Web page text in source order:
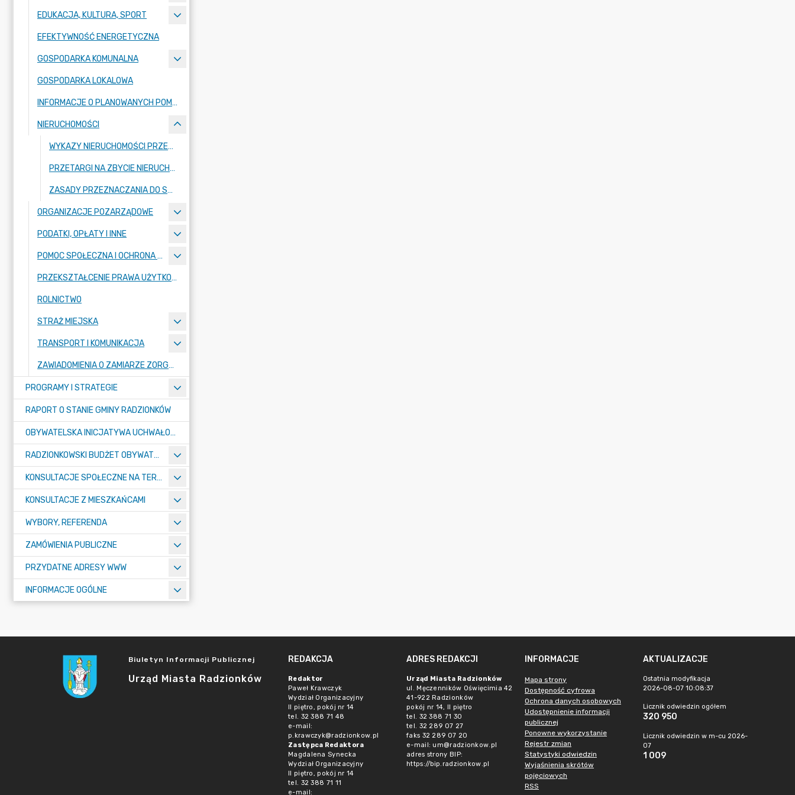
EDUKACJA, KULTURA, SPORT
EFEKTYWNOŚĆ ENERGETYCZNA
GOSPODARKA KOMUNALNA
GOSPODARKA LOKALOWA
INFORMACJE O PLANOWANYCH POMIARACH PEM
NIERUCHOMOŚCI
WYKAZY NIERUCHOMOŚCI PRZEZNACZONYCH DO SPRZEDAŻY, ODDANIA W UŻYTKOWANIE WIECZYSTE LUB DZIERŻAWĘ
PRZETARGI NA ZBYCIE NIERUCHOMOŚCI
ZASADY PRZEZNACZANIA DO SPRZEDAŻY NIERUCHOMOŚCI GRUNTOWYCH ODDANYCH W UŻYTKOWANIE WIECZYSTE ORAZ SZCZEGÓŁOWYCH WYTYCZNYCH SPRZEDAŻY NIERUCHOMOŚCI GRUNTOWYCH NA RZECZ ICH UŻYTKOWNIKÓW WIECZYSTYCH
ORGANIZACJE POZARZĄDOWE
PODATKI, OPŁATY I INNE
POMOC SPOŁECZNA I OCHRONA ZDROWIA
PRZEKSZTAŁCENIE PRAWA UŻYTKOWANIA WIECZYSTEGO W PRAWO WŁASNOŚCI
ROLNICTWO
STRAŻ MIEJSKA
TRANSPORT I KOMUNIKACJA
ZAWIADOMIENIA O ZAMIARZE ZORGANIZOWANIA ZGROMADZENIA
PROGRAMY I STRATEGIE
RAPORT O STANIE GMINY RADZIONKÓW
OBYWATELSKA INICJATYWA UCHWAŁODAWCZA
RADZIONKOWSKI BUDŻET OBYWATELSKI
KONSULTACJE SPOŁECZNE NA TERENIE MIASTA RADZIONKÓW
KONSULTACJE Z MIESZKAŃCAMI
WYBORY, REFERENDA
ZAMÓWIENIA PUBLICZNE
PRZYDATNE ADRESY WWW
INFORMACJE OGÓLNE
Biuletyn Informacji Publicznej
Urząd Miasta Radzionków
REDAKCJA
Redaktor
Paweł Krawczyk
Wydział Organizacyjny
II piętro, pokój nr 14
tel. 32 388 71 48
e-mail:
p.krawczyk@radzionkow.pl
Zastępca Redaktora
Magdalena Synecka
Wydział Organizacyjny
II piętro, pokój nr 14
tel. 32 388 71 11
e-mail:
ADRES REDAKCJI
Urząd Miasta Radzionków
ul. Męczenników Oświęcimia 42
41-922 Radzionków
pokój nr 14, II piętro
tel. 32 388 71 30
tel. 32 289 07 27
faks 32 289 07 20
e-mail: um@radzionkow.pl
adres strony BIP:
https://bip.radzionkow.pl
INFORMACJE
Mapa strony
Dostępność cyfrowa
Ochrona danych osobowych
Udostępnienie informacji
publicznej
Ponowne wykorzystanie
Rejestr zmian
Statystyki odwiedzin
Wyjaśnienia skrótów
pojęciowych
RSS
AKTUALIZACJE
Ostatnia modyfikacja
2026-08-07 10:08:37
Licznik odwiedzin ogółem
320 950
Licznik odwiedzin w m-cu 2026-
07
1 009